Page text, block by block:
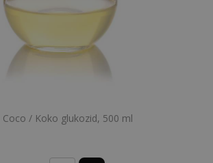
Coco / Koko glukozid, 500 ml